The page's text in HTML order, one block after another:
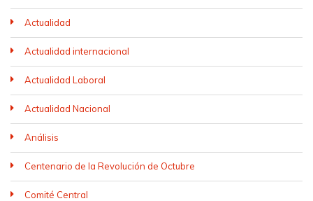
Actualidad
Actualidad internacional
Actualidad Laboral
Actualidad Nacional
Análisis
Centenario de la Revolución de Octubre
Comité Central